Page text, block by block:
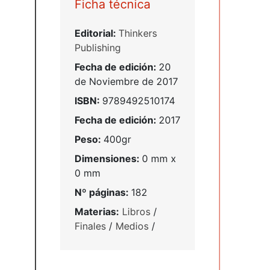
Ficha técnica
Editorial: Thinkers
Publishing
Fecha de edición: 20
de Noviembre de 2017
ISBN: 9789492510174
Fecha de edición: 2017
Peso: 400gr
Dimensiones: 0 mm x
0 mm
Nº páginas: 182
Materias: Libros /
Finales / Medios /